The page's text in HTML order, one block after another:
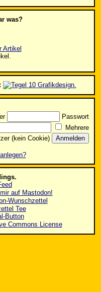
was?
Artikel
Passwort
Mehrere
(kein Cookie)
Tee